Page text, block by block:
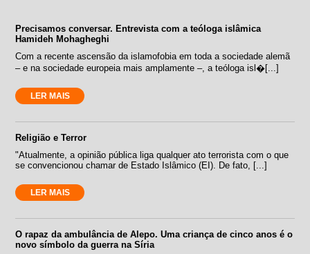
Precisamos conversar. Entrevista com a teóloga islâmica
Hamideh Mohagheghi
Com a recente ascensão da islamofobia em toda a sociedade alemã
– e na sociedade europeia mais amplamente –, a teóloga isl�[...]
LER MAIS
Religião e Terror
"Atualmente, a opinião pública liga qualquer ato terrorista com o que
se convencionou chamar de Estado Islâmico (EI). De fato, [...]
LER MAIS
O rapaz da ambulância de Alepo. Uma criança de cinco anos é o
novo símbolo da guerra na Síria